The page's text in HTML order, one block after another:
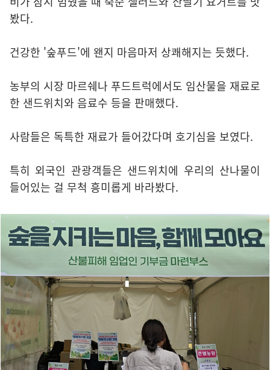
봤다.
건강한 '숲푸드'에 왠지 마음마저 상쾌해지는 듯했다.
농부의 시장 마르쉐나 푸드트럭에서도 임산물을 재료로
한 샌드위치와 음료수 등을 판매했다.
사람들은 독특한 재료가 들어갔다며 호기심을 보였다.
특히 외국인 관광객들은 샌드위치에 우리의 산나물이
들어있는 걸 무척 흥미롭게 바라봤다.